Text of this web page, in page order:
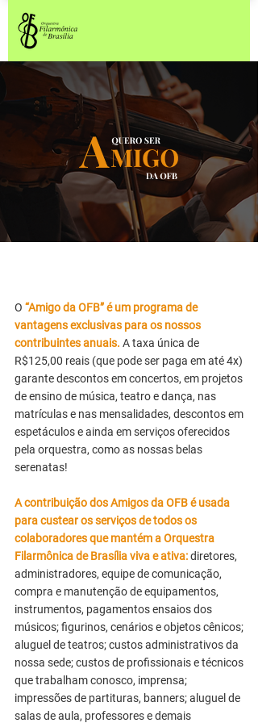
O “Amigo da OFB” é um programa de
vantagens exclusivas para os nossos
contribuintes anuais. A taxa única de
R$125,00 reais (que pode ser paga em até 4x)
garante descontos em concertos, em projetos
de ensino de música, teatro e dança, nas
matrículas e nas mensalidades, descontos em
espetáculos e ainda em serviços oferecidos
pela orquestra, como as nossas belas
serenatas!
A contribuição dos Amigos da OFB é usada
para custear os serviços de todos os
colaboradores que mantém a Orquestra
Filarmônica de Brasília viva e ativa:diretores,
administradores, equipe de comunicação,
compra e manutenção de equipamentos,
instrumentos, pagamentos ensaios dos
músicos; figurinos, cenários e objetos cênicos;
aluguel de teatros; custos administrativos da
nossa sede; custos de profissionais e técnicos
que trabalham conosco, imprensa;
impressões de partituras, banners; aluguel de
salas de aula, professores e demais